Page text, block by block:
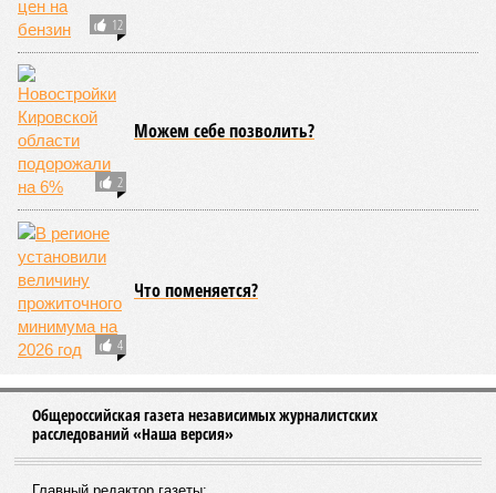
12
2
Можем себе позволить?
4
Что поменяется?
Общероссийская газета независимых журналистских
расследований «Наша версия»